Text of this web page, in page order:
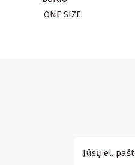
ONE SIZE